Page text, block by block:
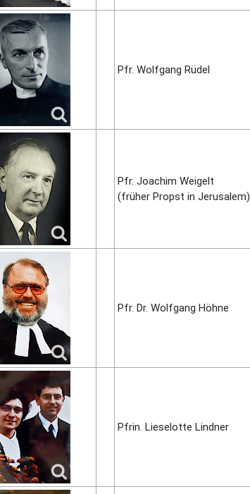
Pfr. Wolf­gang Rüdel
Pfr. Joachim Weigelt
(früher Propst in Jerusa­lem)
Pfr. Dr. Wolf­gang Höhne
Pfrin. Liese­lotte Lindner